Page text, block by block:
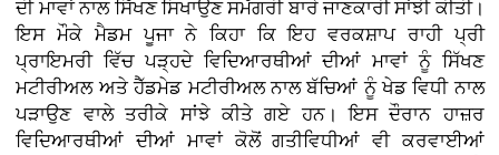
ਦੀ ਮਾਵਾਂ ਨਾਲ ਸਿੱਖਣ ਸਿਖਾਉਣ ਸਮੱਗਰੀ ਬਾਰੇ ਜਾਣਕਾਰੀ ਸਾਂਝੀ ਕੀਤੀ।
ਇਸ ਮੌਕੇ ਮੈਡਮ ਪੂਜਾ ਨੇ ਕਿਹਾ ਕਿ ਇਹ ਵਰਕਸ਼ਾਪ ਰਾਹੀ ਪ੍ਰੀ
ਪ੍ਰਾਇਮਰੀ ਵਿੱਚ ਪੜ੍ਹਦੇ ਵਿਦਿਆਰਥੀਆਂ ਦੀਆਂ ਮਾਵਾਂ ਨੂੰ ਸਿੱਖਣ
ਮਟੀਰੀਅਲ ਅਤੇ ਹੈੱਡਮੇਡ ਮਟੀਰੀਅਲ ਨਾਲ ਬੱਚਿਆਂ ਨੂੰ ਖੇਡ ਵਿਧੀ ਨਾਲ
ਪੜਾਉਣ ਵਾਲੇ ਤਰੀਕੇ ਸਾਂਝੇ ਕੀਤੇ ਗਏ ਹਨ। ਇਸ ਦੌਰਾਨ ਹਾਜ਼ਰ
ਵਿਦਿਆਰਥੀਆਂ ਦੀਆਂ ਮਾਵਾਂ ਕੋਲੋਂ ਗਤੀਵਿਧੀਆਂ ਵੀ ਕਰਵਾਈਆਂ